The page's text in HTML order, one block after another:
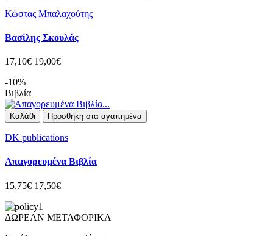
Κώστας Μπαλαχούτης
Βασίλης Σκουλάς
17,10€ 19,00€
-10%
Βιβλία
Καλάθι Προσθήκη στα αγαπημένα
DK publications
Απαγορευμένα Βιβλία
15,75€ 17,50€
ΔΩΡΕΑΝ ΜΕΤΑΦΟΡΙΚΑ